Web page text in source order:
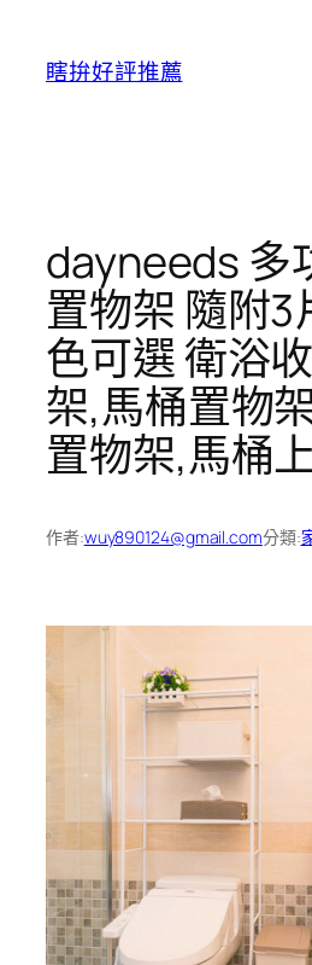
瞎拚好評推薦
dayneeds 多
置物架 隨附3
色可選 衛浴
架,馬桶置物
置物架,馬桶
作者:wuy890124@gmail.com分類: